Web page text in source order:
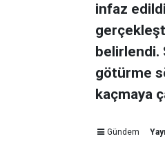
infaz
belirlendi.
götürme
kaçmaya
Gündem